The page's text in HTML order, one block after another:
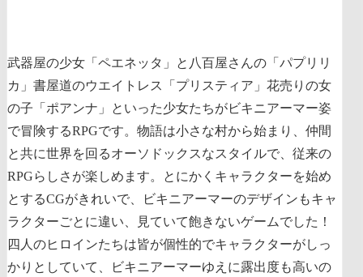
武器屋の少女「ペエネッタ」と八百屋さんの「パプリリ
カ」書屋道のウエイトレス「プリスティア」花売りの女
の子「ポアンナ」といった少女たちがビキニアーマー姿
で冒険するRPGです。物語は小さな村から始まり、仲間
と共に世界を回るオーソドックスなスタイルで、従来の
RPGらしさが楽しめます。とにかくキャラクターを始め
とするCGがきれいで、ビキニアーマーのデザインもキャ
ラクターごとに違い、見ていて飽きないゲームでした！
四人のヒロインたちは皆が個性的でキャラクターがしっ
かりとしていて、ビキニアーマーゆえに露出度も高いの